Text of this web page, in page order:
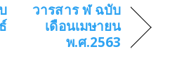
วารสาร ฬ ฉบับ
เดือนเมษายน
พ.ศ.2563